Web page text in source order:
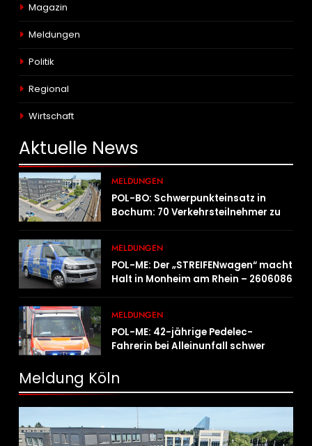
Magazin
Meldungen
Politik
Regional
Wirtschaft
Aktuelle News
MELDUNGEN
POL-BO: Schwerpunkteinsatz in
Bochum: 70 Verkehrsteilnehmer zu
MELDUNGEN
POL-ME: Der „STREIFENwagen“ macht
Halt in Monheim am Rhein – 2606086
MELDUNGEN
POL-ME: 42-jährige Pedelec-
Fahrerin bei Alleinunfall schwer
Meldung Köln